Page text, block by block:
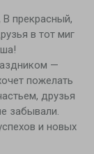
В прекрасный,
в тот миг
—
пожелать
друзья
забывали.
и новых